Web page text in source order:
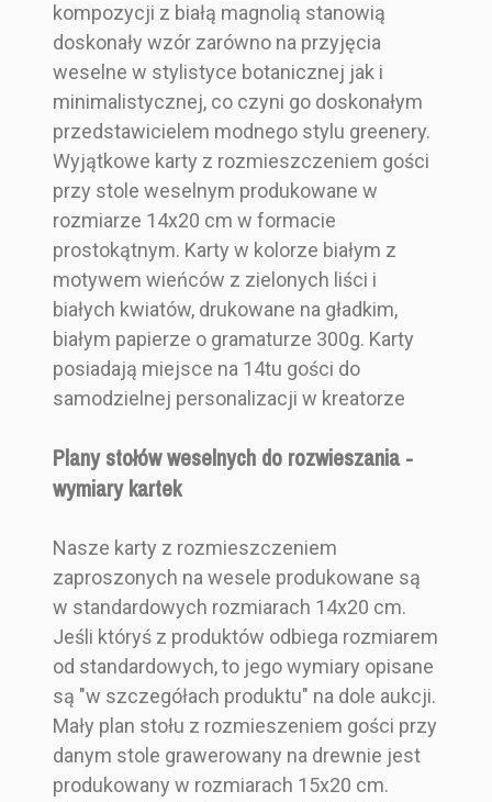
kompozycji z białą magnolią stanowią
doskonały wzór zarówno na przyjęcia
weselne w stylistyce botanicznej jak i
minimalistycznej, co czyni go doskonałym
przedstawicielem modnego stylu greenery.
Wyjątkowe karty z rozmieszczeniem gości
przy stole weselnym produkowane w
rozmiarze 14x20 cm w formacie
prostokątnym. Karty w kolorze białym z
motywem wieńców z zielonych liści i
białych kwiatów, drukowane na gładkim,
białym papierze o gramaturze 300g. Karty
posiadają miejsce na 14tu gości do
samodzielnej personalizacji w kreatorze
Plany stołów weselnych do rozwieszania -
wymiary kartek
Nasze karty z rozmieszczeniem
zaproszonych na wesele produkowane są
w standardowych rozmiarach 14x20 cm.
Jeśli któryś z produktów odbiega rozmiarem
od standardowych, to jego wymiary opisane
są "w szczegółach produktu" na dole aukcji.
Mały plan stołu z rozmieszeniem gości przy
danym stole grawerowany na drewnie jest
produkowany w rozmiarach 15x20 cm.
rozmieszczeniem
gości
rozmieszczeniem
rozmieszczeniem
Pojedyncza karta Pojedyncza karta Pojedyncza karta